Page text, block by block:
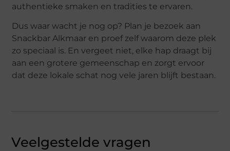
authentieke smaken en tradities te ervaren.
Dus waar wacht je nog op? Plan je bezoek aan
Snackbar Alkmaar en proef zelf waarom deze plek
zo speciaal is. En vergeet niet, elke hap draagt bij
aan een grotere gemeenschap en zorgt ervoor
dat deze lokale schat nog vele jaren blijft bestaan.
Veelgestelde vragen